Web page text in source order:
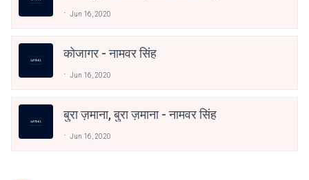
Jun 16, 2020
कोजागर - नामवर सिंह
Jun 16, 2020
बुरा ज़माना, बुरा ज़माना - नामवर सिंह
Jun 16, 2020